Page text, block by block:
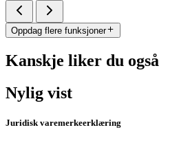
Oppdag flere funksjoner
Kanskje liker du også
Nylig vist
Juridisk varemerkeerklæring